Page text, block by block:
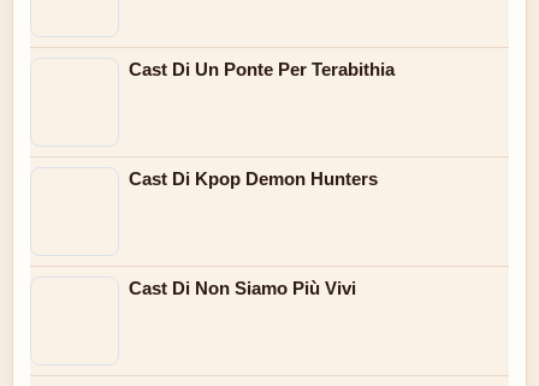
Cast Di Un Ponte Per Terabithia
Cast Di Kpop Demon Hunters
Cast Di Non Siamo Più Vivi